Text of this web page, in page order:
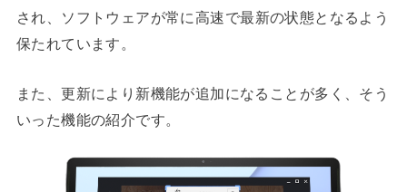
され、
ソフトウェアが常に高速で最新の状態となるよう
保たれています。
また、更新により新機能が追加になることが多く、そう
いった機能の紹介です。